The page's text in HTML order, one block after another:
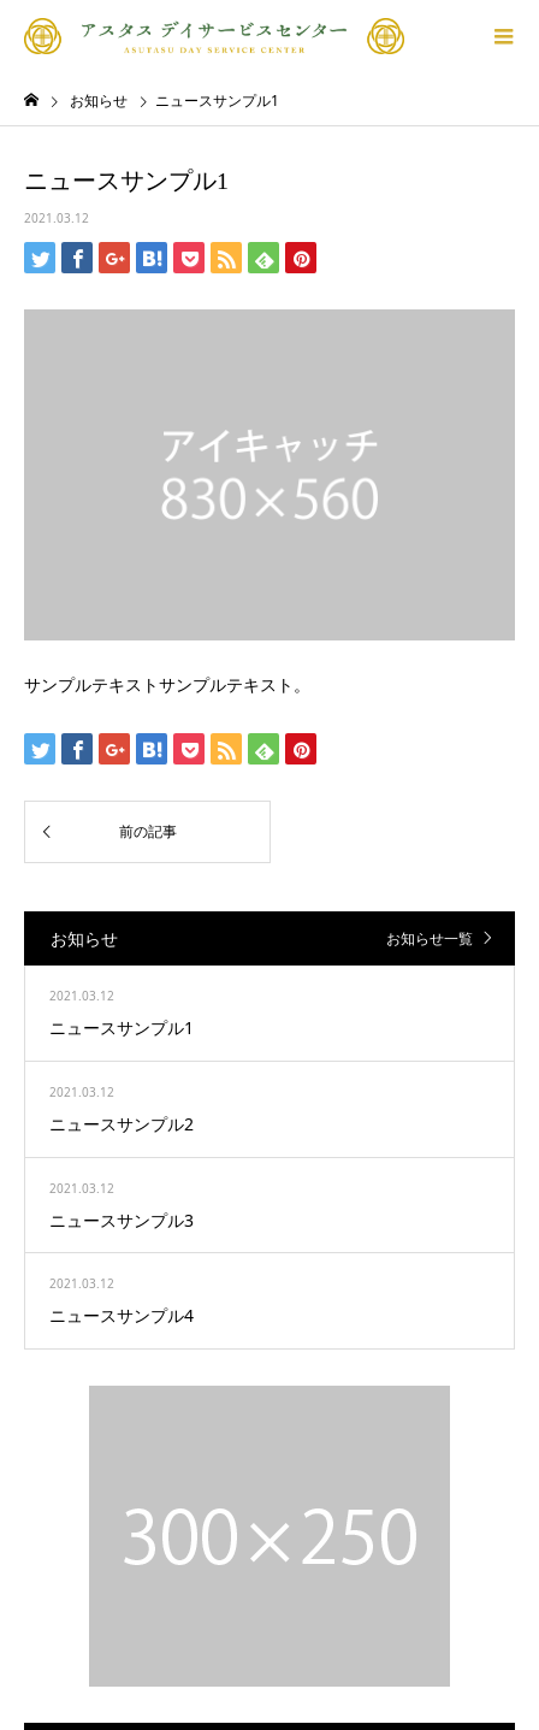
お知らせ ニュースサンプル1
ニュースサンプル1
2021.03.12
サンプルテキストサンプルテキスト。
お知らせ お知らせ一覧
2021.03.12
ニュースサンプル1
2021.03.12
ニュースサンプル2
2021.03.12
ニュースサンプル3
2021.03.12
ニュースサンプル4